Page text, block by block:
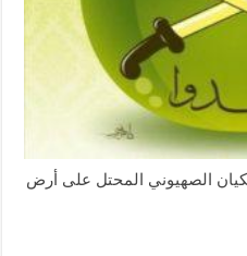
الصهيوني المحتل على أرض